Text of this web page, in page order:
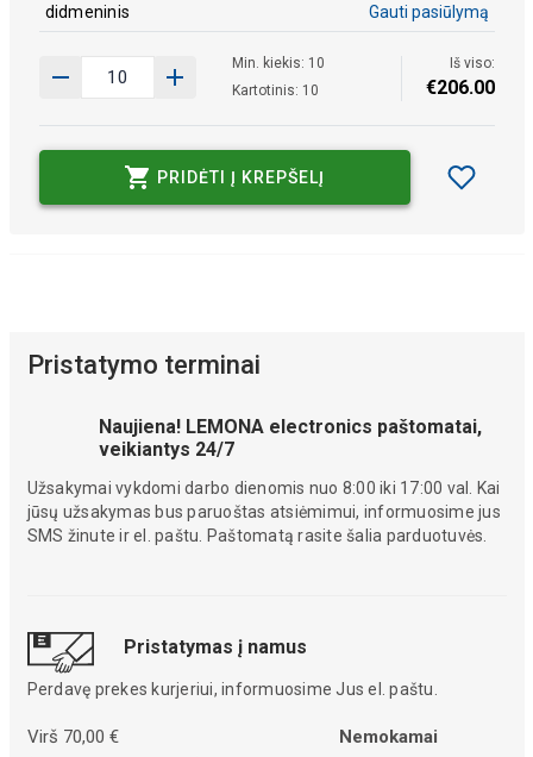
didmeninis Gauti pasiūlymą
Min. kiekis: 10
Kartotinis: 10
Iš viso:
€206.00
PRIDĖTI Į KREPŠELĮ
Pristatymo terminai
Naujiena! LEMONA electronics paštomatai,
veikiantys 24/7
Užsakymai vykdomi darbo dienomis nuo 8:00 iki 17:00 val. Kai
jūsų užsakymas bus paruoštas atsiėmimui, informuosime jus
SMS žinute ir el. paštu. Paštomatą rasite šalia parduotuvės.
Pristatymas į namus
Perdavę prekes kurjeriui, informuosime Jus el. paštu.
Virš 70,00 € Nemokamai